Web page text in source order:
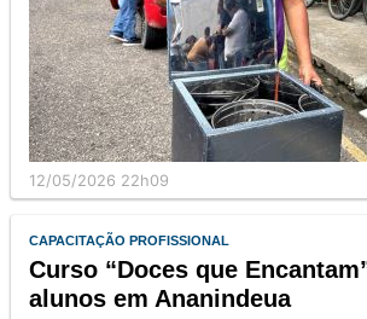
12/05/2026 22h09
CAPACITAÇÃO PROFISSIONAL
Curso “Doces que
alunos em Ananindeua